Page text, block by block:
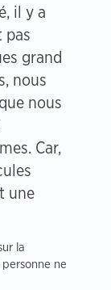
il y a
pas
grand
nous
nous
Car,
une
la
ne